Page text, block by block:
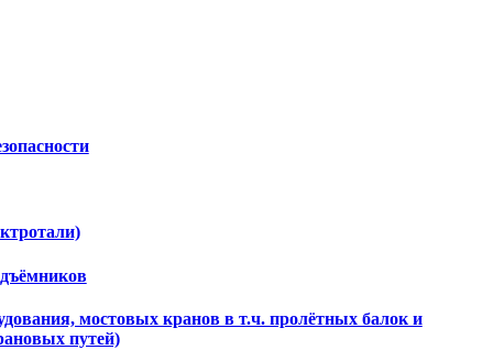
мостовых кранов в т.ч. пролётных балок и
путей)